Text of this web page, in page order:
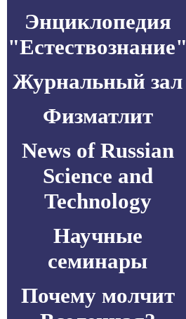
Энциклопедия
"Естествознание"
Журнальный зал
Физматлит
News of Russian
Science and
Technology
Научные
семинары
Почему молчит